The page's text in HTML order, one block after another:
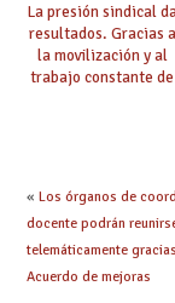
La presión sindical
resultados. Gracias a
la movilización y al
trabajo constante de
« Los órganos de
docente podrán
telemáticamente
Acuerdo de mejoras